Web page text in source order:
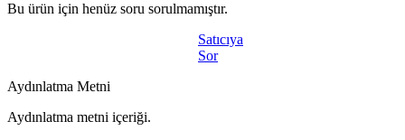
Bu ürün için henüz soru sorulmamıştır.
Satıcıya
Sor
Aydınlatma Metni
Aydınlatma metni içeriği.